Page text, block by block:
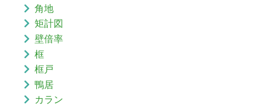
角地
矩計図
壁倍率
框
框戸
鴨居
カラン